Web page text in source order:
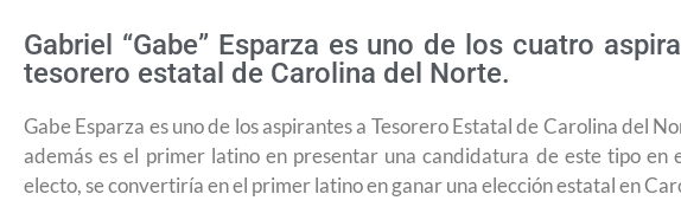
Gabriel “Gabe” Esparza es uno de los cuatro
tesorero estatal de Carolina del Norte.
Gabe Esparza es uno de los aspirantes a Tesorero Estatal de Carolina del
además es el primer latino en presentar una candidatura de este tipo en
electo, se convertiría en el primer latino en ganar una elección estatal en